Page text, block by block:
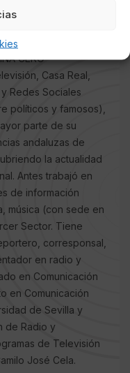
CERO
Casa Real,
Redes Sociales
políticos y famosos),
parte de su
andaluzas de
la actualidad
Antes trabajó en
de información
música (con sede en
Sector. Tiene
corresponsal,
en radio y
en Comunicación
en Comunicación
de Sevilla y
de Radio y
de Televisión
José Cela.